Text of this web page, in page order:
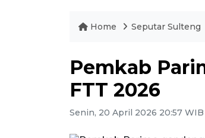
Home Seputar Sulteng
Pemkab
FTT 2026
Senin, 20 April 2026 20:57 WIB